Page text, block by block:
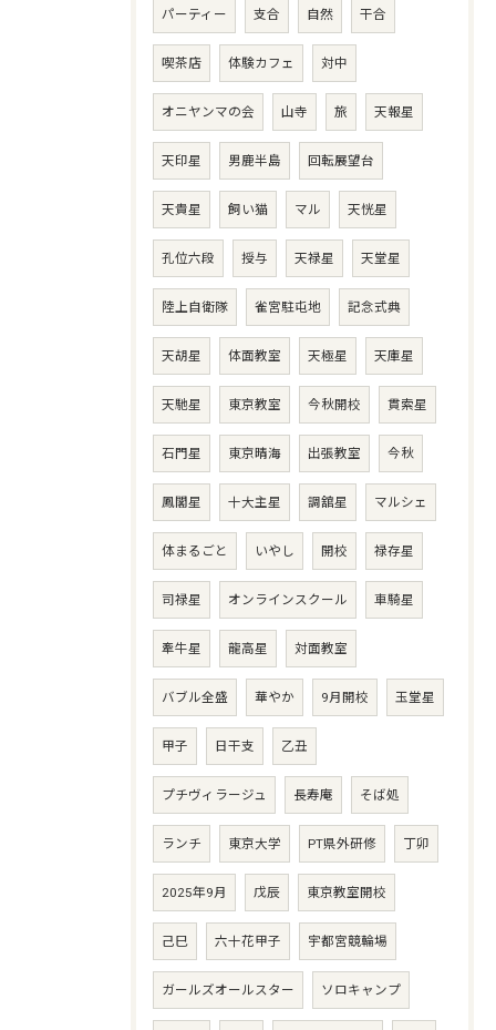
パーティー 支合 自然 干合
喫茶店 体験カフェ 対中
オニヤンマの会 山寺 旅 天報星
天印星 男鹿半島 回転展望台
天貴星 飼い猫 マル 天恍星
孔位六段 授与 天禄星 天堂星
陸上自衛隊 雀宮駐屯地 記念式典
天胡星 体面教室 天極星 天庫星
天馳星 東京教室 今秋開校 貫索星
石門星 東京晴海 出張教室 今秋
鳳閣星 十大主星 調舘星 マルシェ
体まるごと いやし 開校 禄存星
司禄星 オンラインスクール 車騎星
牽牛星 龍高星 対面教室
バブル全盛 華やか 9月開校 玉堂星
甲子 日干支 乙丑
プチヴィラージュ 長寿庵 そば処
ランチ 東京大学 PT県外研修 丁卯
2025年9月 戊辰 東京教室開校
己巳 六十花甲子 宇都宮競輪場
ガールズオールスター ソロキャンプ